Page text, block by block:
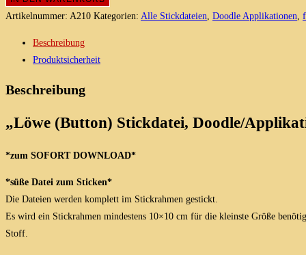
Doodle/Applikation
Größen
Artikelnummer: A210 Kategorien: Alle Stickdateien Doodle Applikationen
Beschreibung
Produktsicherheit
Beschreibung
„Löwe (Button) Stickdatei, Doodle/
*zum SOFORT DOWNLOAD*
*süße Datei zum Sticken*
Die Dateien werden komplett im Stickrahmen gestickt.
Es wird ein Stickrahmen mindestens 10×10 cm für die kleinste Größe
Stoff.